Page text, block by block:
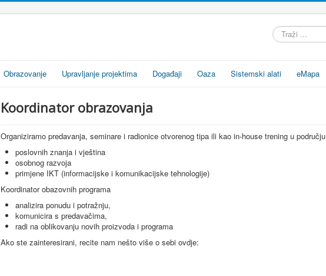
Traži
...
Obrazovanje Upravljanje projektima Događaji Oaza Sistemski alati eMapa
Koordinator obrazovanja
Organiziramo predavanja, seminare i radionice otvorenog tipa ili kao in-house trening u području
poslovnih znanja i vještina
osobnog razvoja
primjene IKT (informacijske i komunikacijske tehnologije)
Koordinator obazovnih programa
analizira ponudu i potražnju,
komunicira s predavačima,
radi na oblikovanju novih proizvoda i programa
Ako ste zainteresirani, recite nam nešto više o sebi ovdje: